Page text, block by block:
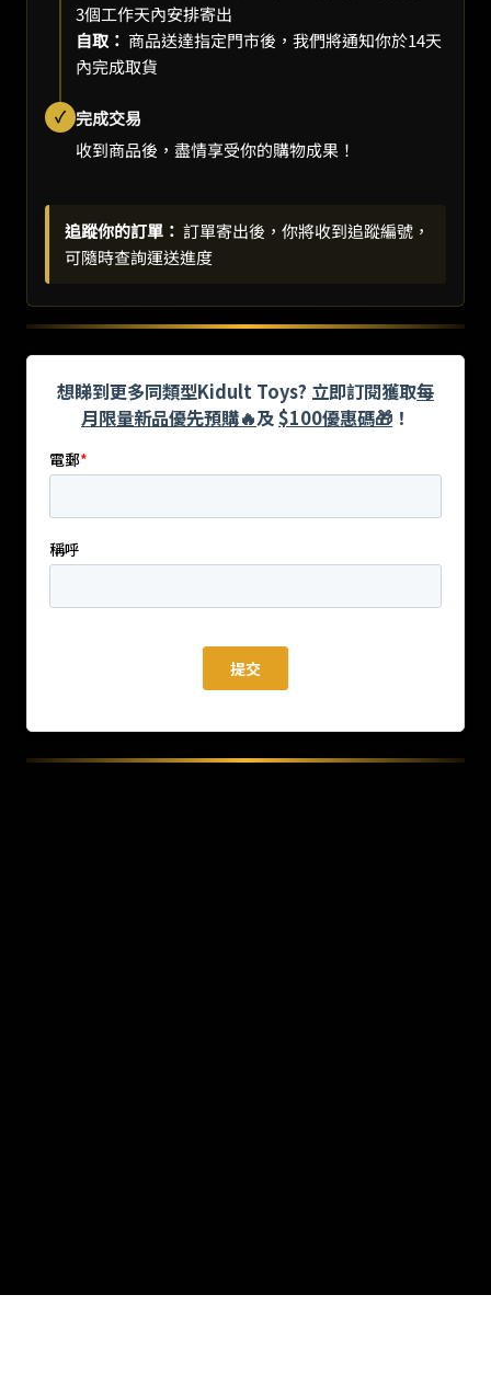
3個工作天內安排寄出
自取： 商品送達指定門市後，我們將通知你於14天
內完成取貨
✓ 完成交易
收到商品後，盡情享受你的購物成果！
追蹤你的訂單： 訂單寄出後，你將收到追蹤編號，
可隨時查詢運送進度